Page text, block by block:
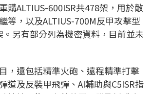
購ALTIUS-600ISR共478架，用於敵
等，以及ALTIUS-700M反甲攻擊型
另有部分列為機密資料，目前並未
，還包括精準火砲、遠程精準打擊
道及反裝甲飛彈、AI輔助與C5ISR指